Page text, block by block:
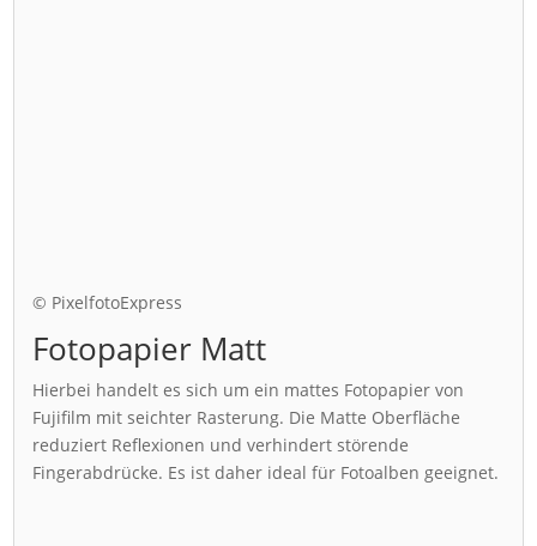
© PixelfotoExpress
Fotopapier Matt
Hierbei handelt es sich um ein mattes Fotopapier von
Fujifilm mit seichter Rasterung. Die Matte Oberfläche
reduziert Reflexionen und verhindert störende
Fingerabdrücke. Es ist daher ideal für Fotoalben geeignet.